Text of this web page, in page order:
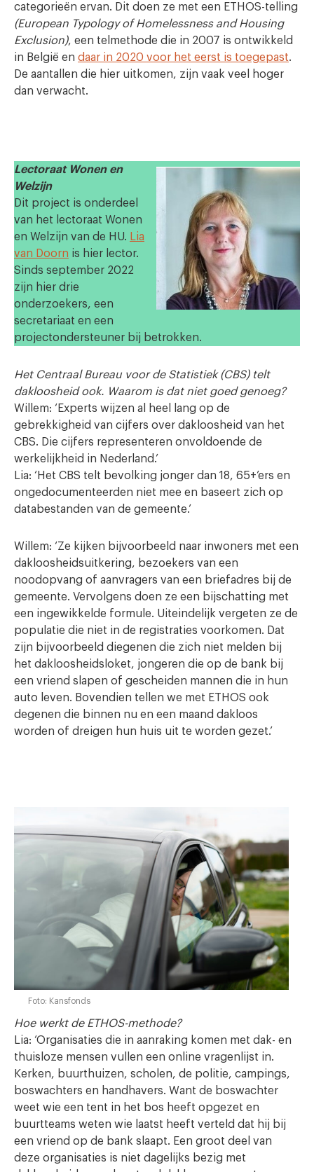
categorieën ervan. Dit doen ze met een ETHOS-telling
(European Typology of Homelessness and Housing
Exclusion), een telmethode die in 2007 is ontwikkeld
in België en daar in 2020 voor het eerst is toegepast.
De aantallen die hier uitkomen, zijn vaak veel hoger
dan verwacht.
Lectoraat Wonen en
Welzijn
Dit project is onderdeel
van het lectoraat Wonen
en Welzijn van de HU. Lia
van Doorn is hier lector.
Sinds september 2022
zijn hier drie
onderzoekers, een
secretariaat en een
projectondersteuner bij betrokken.
Het Centraal Bureau voor de Statistiek (CBS) telt
dakloosheid ook. Waarom is dat niet goed genoeg?
Willem: ‘Experts wijzen al heel lang op de
gebrekkigheid van cijfers over dakloosheid van het
CBS. Die cijfers representeren onvoldoende de
werkelijkheid in Nederland.’
Lia: ‘Het CBS telt bevolking jonger dan 18, 65+’ers en
ongedocumenteerden niet mee en baseert zich op
databestanden van de gemeente.’
Willem: ‘Ze kijken bijvoorbeeld naar inwoners met een
dakloosheidsuitkering, bezoekers van een
noodopvang of aanvragers van een briefadres bij de
gemeente. Vervolgens doen ze een bijschatting met
een ingewikkelde formule. Uiteindelijk vergeten ze de
populatie die niet in de registraties voorkomen. Dat
zijn bijvoorbeeld diegenen die zich niet melden bij
het dakloosheidsloket, jongeren die op de bank bij
een vriend slapen of gescheiden mannen die in hun
auto leven. Bovendien tellen we met ETHOS ook
degenen die binnen nu en een maand dakloos
worden of dreigen hun huis uit te worden gezet.’
Foto: Kansfonds
Hoe werkt de ETHOS-methode?
Lia: ‘Organisaties die in aanraking komen met dak- en
thuisloze mensen vullen een online vragenlijst in.
Kerken, buurthuizen, scholen, de politie, campings,
boswachters en handhavers. Want de boswachter
weet wie een tent in het bos heeft opgezet en
buurtteams weten wie laatst heeft verteld dat hij bij
een vriend op de bank slaapt. Een groot deel van
deze organisaties is niet dagelijks bezig met